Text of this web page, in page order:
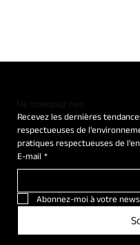
Ne manquez rien
Recevez les dernières
respectueuses de
pratiques respectueuses de
E-mail *
Abonnez-moi à votre